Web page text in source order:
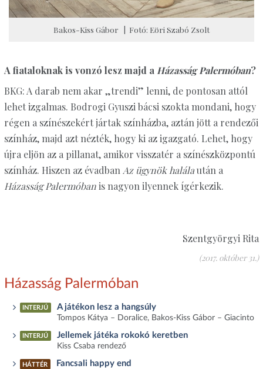
Bakos-Kiss Gábor | Fotó: Eöri Szabó Zsolt
A fiataloknak is vonzó lesz majd aHázasság Palermóban?
BKG: A darab nem akar „trendi” lenni, de pontosan attól
lehet izgalmas. Bodrogi Gyuszi bácsi szokta mondani, hogy
régen a színészekért jártak színházba, aztán jött a rendezői
színház, majd azt nézték, hogy ki az igazgató. Lehet, hogy
újra eljön az a pillanat, amikor visszatér a színészközpontú
színház. Hiszen az évadbanAz ügynök halálaután a
Házasság Palermóbanis nagyon ilyennek ígérkezik.
Szentgyörgyi Rita
(2017. október 31.)
Házasság Palermóban
INTERJÚ A játékon lesz a hangsúly
Tompos Kátya – Doralice, Bakos-Kiss Gábor – Giacinto
INTERJÚ Jellemek játéka rokokó keretben
Kiss Csaba rendező
HÁTTÉR Fancsali happy end